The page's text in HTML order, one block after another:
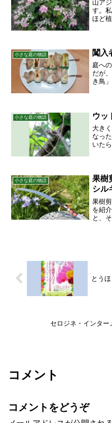
山ア
す。
ほど
番き
小さな庭の物語 闖入
庭へ
だが
き鳥
小さな庭の物語 ウッ
大き
なっ
いた
よ。
小さな庭の物語
果樹
シル
果樹
を紹
と、
とう
セロジネ・インター
コメント
コメントをどうぞ